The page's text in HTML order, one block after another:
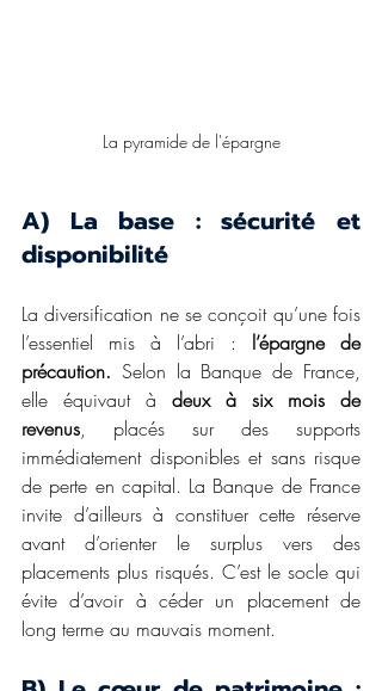
La pyramide de l'épargne
A) La base : sécurité et
disponibilité
La diversification ne se conçoit qu’une fois
l’essentiel mis à l’abri : l’épargne de
précaution. Selon la Banque de France,
elle équivaut à deux à six mois de
revenus, placés sur des supports
immédiatement disponibles et sans risque
de perte en capital. La Banque de France
invite d’ailleurs à constituer cette réserve
avant d’orienter le surplus vers des
placements plus risqués. C’est le socle qui
évite d’avoir à céder un placement de
long terme au mauvais moment.